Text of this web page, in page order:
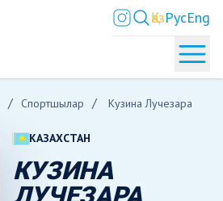
ҚазРусEng
Спортшылар Кузина Лучезара
КАЗАХСТАН
КУЗИНА